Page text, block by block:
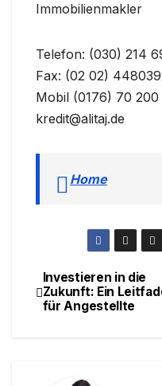
Immobilienmakler
Telefon: (030) 214
Fax: (02 02)
Mobil (0176) 70 200
kredit@alitaj.de
Home
Investieren in die
Zukunft: Ein
für Angestellte